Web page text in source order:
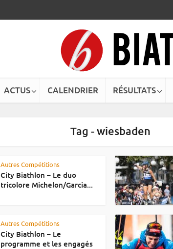
ACTUS CALENDRIER RÉSULTATS
Tag - wiesbaden
Autres Compétitions
City Biathlon – Le duo
tricolore Michelon/Garcia...
Autres Compétitions
City Biathlon – Le
programme et les engagés